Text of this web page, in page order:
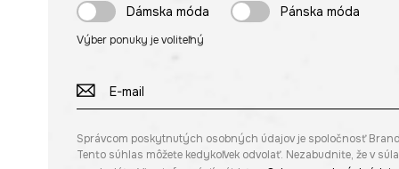
Dámska móda
Pánska móda
Výber ponuky je voliteľný
Správcom poskytnutých osobných údajov je spoločnosť
Tento súhlas môžete kedykoľvek odvolať. Nezabudnite, že v